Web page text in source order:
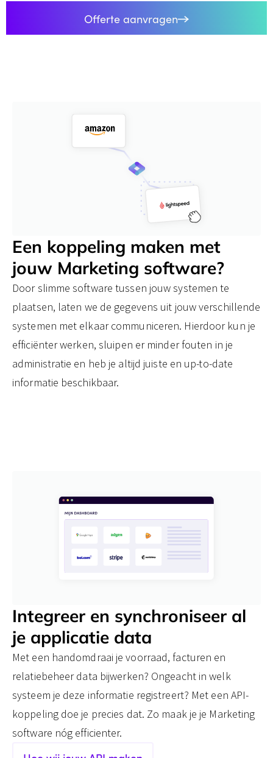
Offerte aanvragen
Een koppeling maken met
jouw ​Marketing software?
Door slimme software tussen jouw systemen te
plaatsen, laten we de gegevens uit jouw verschillende
systemen met elkaar communiceren. Hierdoor kun je
efficiënter werken, sluipen er minder fouten in je
administratie en heb je altijd juiste en up-to-date
informatie beschikbaar.
Integreer en synchroniseer al
je applicatie data
Met een handomdraai je voorraad, facturen en
relatiebeheer data bijwerken? Ongeacht in welk
systeem je deze informatie registreert? Met een API-
koppeling doe je precies dat. Zo maak je je Marketing
software nóg efficienter.